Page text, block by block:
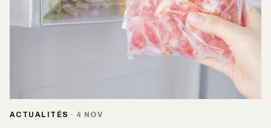
ACTUALITÉS · 4 NOV